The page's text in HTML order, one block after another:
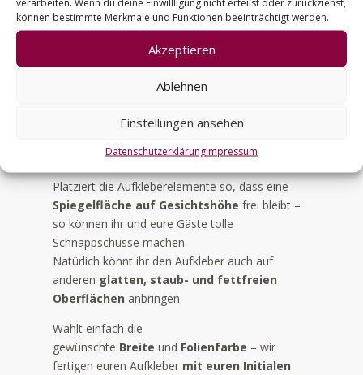
können bestimmte Merkmale und Funktionen beeinträchtigt werden.
Akzeptieren
Ablehnen
Einstellungen ansehen
DatenschutzerklärungImpressum
Menge
e
r
a
Artikelbeschreibung
Selfie-Spiegel-Aufklebermacht euren
Spiegel zu einem interaktiven Highlight eurer
Platziert die Aufkleberelemente so, dass eine
Spiegelfläche auf Gesichtshöhe frei bleibt –
so können ihr und eure Gäste tolle
Schnappschüsse machen.
Natürlich könnt ihr den Aufkleber auch auf
anderen glatten, staub- und fettfreien
Oberflächen anbringen.
Wählt einfach die
gewünschte Breite und Folienfarbe – wir
fertigen euren Aufkleber mit euren Initialen